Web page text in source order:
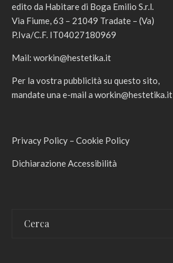
edito da Habitare di Boga Emilio S.r.l.
Via Fiume, 63 – 21049 Tradate – (Va)
P.Iva/C.F. IT04027180969
Mail: workin@hestetika.it
Per la vostra pubblicità su questo sito,
mandate una e-mail a workin@hestetika.it
Privacy Policy – Cookie Policy
Dichiarazione Accessibilità